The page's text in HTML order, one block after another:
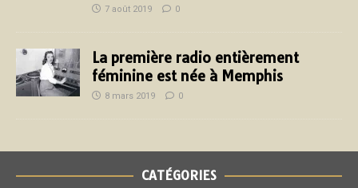
7 août 2019 0
La première radio entièrement
féminine est née à Memphis
8 mars 2019 0
CATÉGORIES